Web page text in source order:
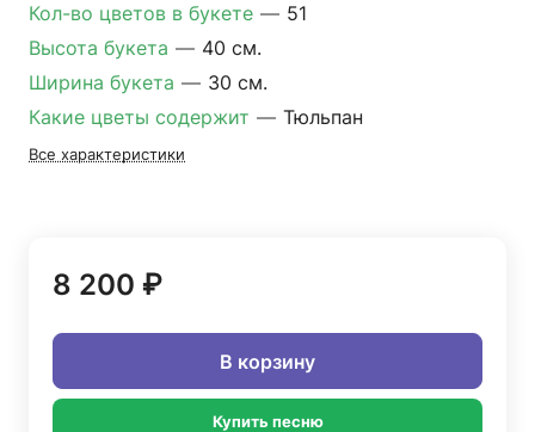
Кол-во цветов в букете — 51
Высота букета — 40 см.
Ширина букета — 30 см.
Какие цветы содержит — Тюльпан
Все характеристики
8 200 ₽
В корзину
Купить песню